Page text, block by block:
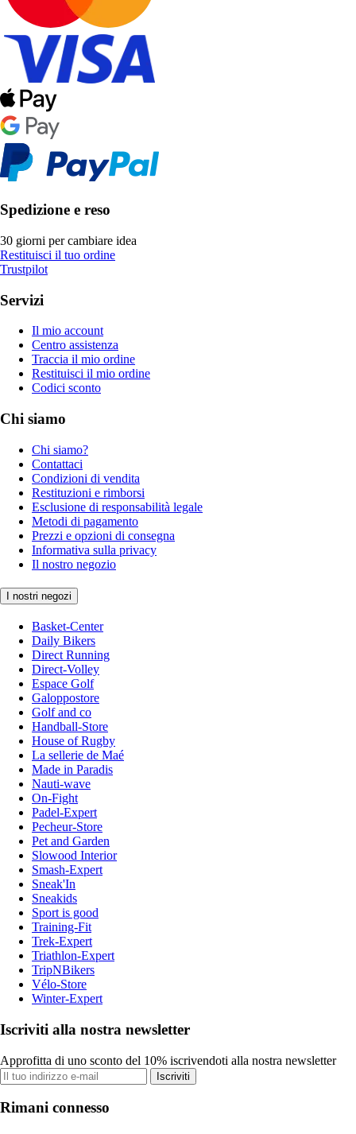
Spedizione e reso
30 giorni per cambiare idea
Restituisci il tuo ordine
Trustpilot
Servizi
Il mio account
Centro assistenza
Traccia il mio ordine
Restituisci il mio ordine
Codici sconto
Chi siamo
Chi siamo?
Contattaci
Condizioni di vendita
Restituzioni e rimborsi
Esclusione di responsabilità legale
Metodi di pagamento
Prezzi e opzioni di consegna
Informativa sulla privacy
Il nostro negozio
I nostri negozi
Basket-Center
Daily Bikers
Direct Running
Direct-Volley
Espace Golf
Galoppostore
Golf and co
Handball-Store
House of Rugby
La sellerie de Maé
Made in Paradis
Nauti-wave
On-Fight
Padel-Expert
Pecheur-Store
Pet and Garden
Slowood Interior
Smash-Expert
Sneak'In
Sneakids
Sport is good
Training-Fit
Trek-Expert
Triathlon-Expert
TripNBikers
Vélo-Store
Winter-Expert
Iscriviti alla nostra newsletter
Approfitta di uno sconto del 10% iscrivendoti alla nostra newsletter
Iscriviti
Rimani connesso